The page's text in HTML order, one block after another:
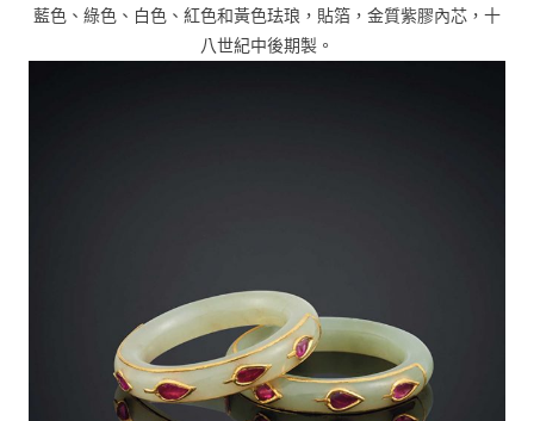
藍色、綠色、白色、紅色和黃色珐琅，貼箔，金質紫膠內芯，十
八世紀中後期製。